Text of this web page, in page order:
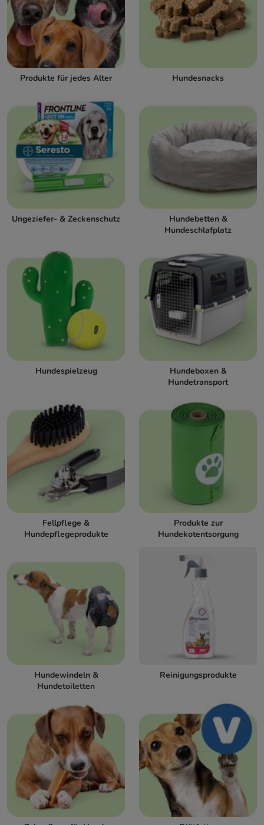
Produkte für jedes Alter Hundesnacks
Ungeziefer- & Zeckenschutz
Hundebetten &
Hundeschlafplatz
Hundespielzeug
Hundeboxen &
Hundetransport
Fellpflege &
Hundepflegeprodukte
Produkte zur
Hundekotentsorgung
Hundewindeln &
Hundetoiletten
Reinigungsprodukte